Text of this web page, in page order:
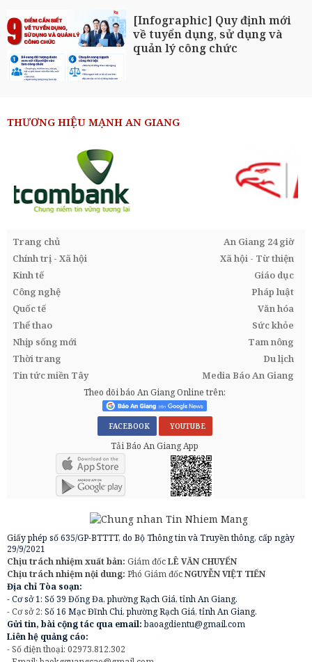
[Infographic] Quy định mới
về tuyển dụng, sử dụng và
quản lý công chức
THƯƠNG HIỆU MẠNH AN GIANG
Trang chủ
An Giang 24 giờ
Chính trị - Xã hội
Xã hội - Từ thiện
Kinh tế
Giáo dục
Công nghệ
Pháp luật
Quốc tế
Văn hóa
Thể thao
Sức khỏe
Nhịp sống mới
Tam nông
Thời trang
Du lịch
Tin tức miền Tây
Media Báo An Giang
Theo dõi báo An Giang Online trên:
FACEBOOK YOUTUBE
Tải Báo An Giang App
Giấy phép số 635/GP-BTTTT, do Bộ Thông tin và Truyền thông, cấp ngày
29/9/2021
Chịu trách nhiệm xuất bản: Giám đốcLÊ VĂN CHUYỂN
Chịu trách nhiệm nội dung: Phó Giám đốcNGUYỄN VIỆT TIẾN
Địa chỉ Tòa soạn:
- Cơ sở 1: Số 39 Đống Đa, phường Rạch Giá, tỉnh An Giang.
- Cơ sở 2: Số 16 Mạc Đĩnh Chi, phường Rạch Giá, tỉnh An Giang.
Gửi tin, bài cộng tác qua email:baoagdientu@gmail.com
Liên hệ quảng cáo:
- Số điện thoại: 02973.812.302